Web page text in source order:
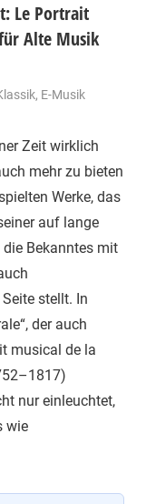
Le Portrait
Alte Musik
, E-Musik
Zeit wirklich
mehr zu bieten
Werke, das
auf lange
die Bekanntes mit
stellt. In
der auch
musical de la
nur einleuchtet,
wie